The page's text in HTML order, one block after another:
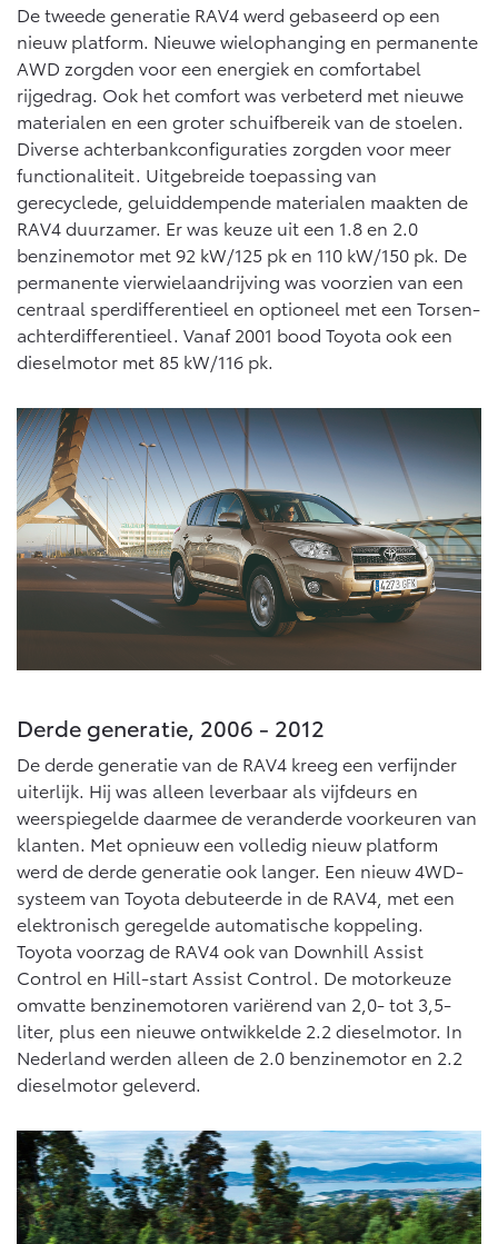
De tweede generatie RAV4 werd gebaseerd op een
nieuw platform. Nieuwe wielophanging en permanente
AWD zorgden voor een energiek en comfortabel
rijgedrag. Ook het comfort was verbeterd met nieuwe
materialen en een groter schuifbereik van de stoelen.
Diverse achterbankconfiguraties zorgden voor meer
functionaliteit. Uitgebreide toepassing van
gerecyclede, geluiddempende materialen maakten de
RAV4 duurzamer. Er was keuze uit een 1.8 en 2.0
benzinemotor met 92 kW/125 pk en 110 kW/150 pk. De
permanente vierwielaandrijving was voorzien van een
centraal sperdifferentieel en optioneel met een Torsen-
achterdifferentieel. Vanaf 2001 bood Toyota ook een
dieselmotor met 85 kW/116 pk.
Derde generatie, 2006 - 2012
De derde generatie van de RAV4 kreeg een verfijnder
uiterlijk. Hij was alleen leverbaar als vijfdeurs en
weerspiegelde daarmee de veranderde voorkeuren van
klanten. Met opnieuw een volledig nieuw platform
werd de derde generatie ook langer. Een nieuw 4WD-
systeem van Toyota debuteerde in de RAV4, met een
elektronisch geregelde automatische koppeling.
Toyota voorzag de RAV4 ook van Downhill Assist
Control en Hill-start Assist Control. De motorkeuze
omvatte benzinemotoren variërend van 2,0- tot 3,5-
liter, plus een nieuwe ontwikkelde 2.2 dieselmotor. In
Nederland werden alleen de 2.0 benzinemotor en 2.2
dieselmotor geleverd.